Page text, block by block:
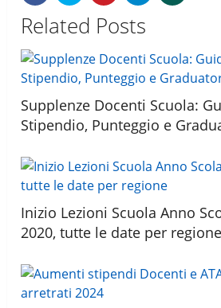
Related Posts
Supplenze Docenti Scuola:
Stipendio, Punteggio e
Inizio Lezioni Scuola Anno
2020, tutte le date per regione